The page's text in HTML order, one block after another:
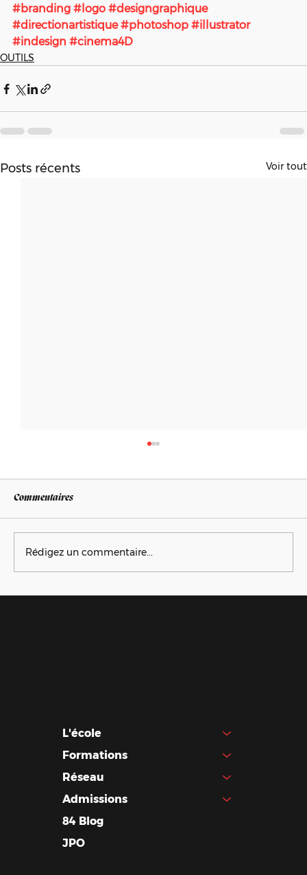
#branding #logo #designgraphique
#directionartistique #photoshop #illustrator
#indesign #cinema4D
OUTILS
Posts récents Voir tout
Commentaires
Rédigez un commentaire...
L'école
Formations
Réseau
Admissions
84 Blog
JPO